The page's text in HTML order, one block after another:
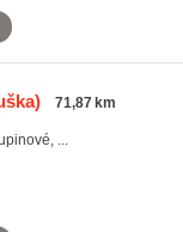
71,87 km
...